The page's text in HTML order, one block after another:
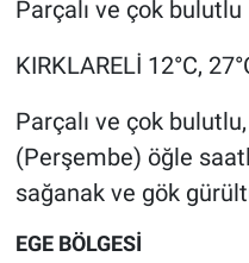
Parçalı ve çok bulutlu
KIRKLARELİ 12°C,
Parçalı ve çok
(Perşembe) öğle
sağanak ve gök
EGE BÖLGESİ